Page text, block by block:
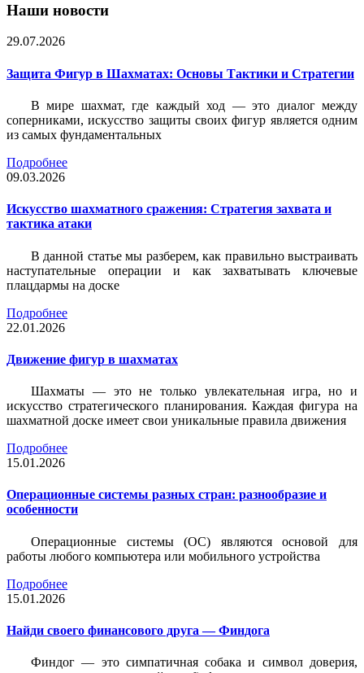
Наши новости
29.07.2026
Защита Фигур в Шахматах: Основы Тактики и Стратегии
В мире шахмат, где каждый ход — это диалог между
соперниками, искусство защиты своих фигур является одним
из самых фундаментальных
Подробнее
09.03.2026
Искусство шахматного сражения: Стратегия захвата и
тактика атаки
В данной статье мы разберем, как правильно выстраивать
наступательные операции и как захватывать ключевые
плацдармы на доске
Подробнее
22.01.2026
Движение фигур в шахматах
Шахматы — это не только увлекательная игра, но и
искусство стратегического планирования. Каждая фигура на
шахматной доске имеет свои уникальные правила движения
Подробнее
15.01.2026
Операционные системы разных стран: разнообразие и
особенности
Операционные системы (ОС) являются основой для
работы любого компьютера или мобильного устройства
Подробнее
15.01.2026
Найди своего финансового друга — Финдога
Финдог — это симпатичная собака и символ доверия,